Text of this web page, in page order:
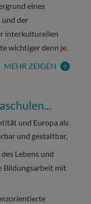
eines
und der
interkulturellen
wichtiger denn je.
MEHR ZEIGEN
und Europa als
und gestaltbar,
Lebens und
Bildungsarbeit mit